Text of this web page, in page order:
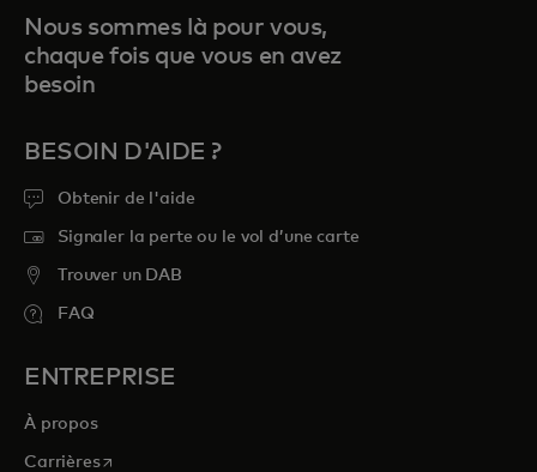
Nous sommes là pour vous,
chaque fois que vous en avez
besoin
BESOIN D'AIDE ?
Obtenir de l'aide
Signaler la perte ou le vol d’une carte
Trouver un DAB
FAQ
ENTREPRISE
À propos
Carrièress’ouvre dans un nouvel onglet